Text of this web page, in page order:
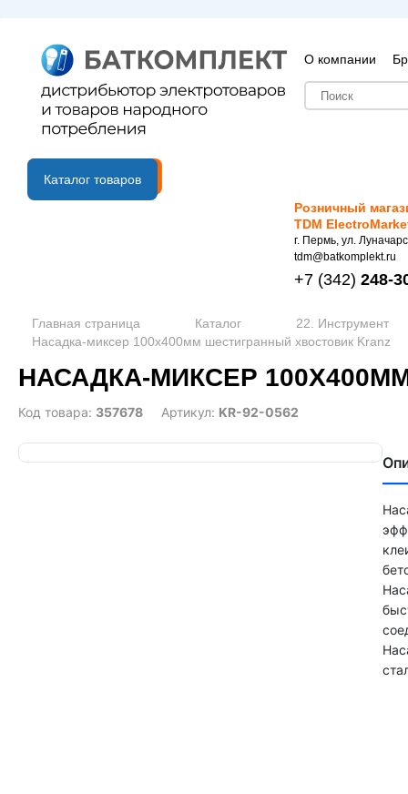
О компании
B2B портал
Каталог товаров
Розничный
TDM
г. Пермь, ул.
tdm@batkomplekt.ru
+7 (342) 248-
Главная страница Каталог
22. Инструмент
Насадка-миксер 100х400мм шестигранный хвостовик Kranz
НАСАДКА-МИКСЕР
Код товара: 357678 Артикул: KR-92-0562